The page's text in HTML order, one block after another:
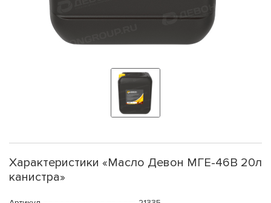
Характеристики «Масло Девон МГЕ-46В 20л
канистра»